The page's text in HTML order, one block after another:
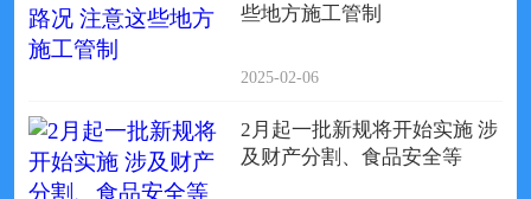
些地方施工管制
2025-02-06
2月起一批新规将开始实施 涉
及财产分割、食品安全等